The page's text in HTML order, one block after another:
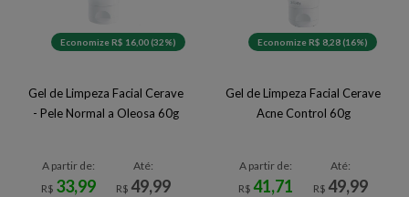
Economize R$ 16,00 (32%)
Gel de Limpeza Facial Cerave
- Pele Normal a Oleosa 60g
A partir de:
R$ 33,99
Até:
R$ 49,99
Economize R$ 8,28 (16%)
Gel de Limpeza Facial Cerave
Acne Control 60g
A partir de:
R$41,71
Até:
R$ 49,99